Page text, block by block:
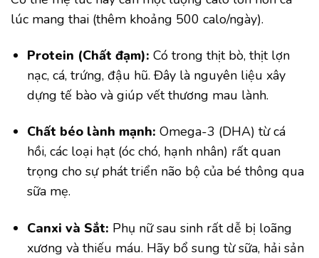
lúc mang thai (thêm khoảng 500 calo/ngày).
Protein (Chất đạm): Có trong thịt bò, thịt lợn
nạc, cá, trứng, đậu hũ. Đây là nguyên liệu xây
dựng tế bào và giúp vết thương mau lành.
Chất béo lành mạnh: Omega-3 (DHA) từ cá
hồi, các loại hạt (óc chó, hạnh nhân) rất quan
trọng cho sự phát triển não bộ của bé thông qua
sữa mẹ.
Canxi và Sắt: Phụ nữ sau sinh rất dễ bị loãng
xương và thiếu máu. Hãy bổ sung từ sữa, hải sản